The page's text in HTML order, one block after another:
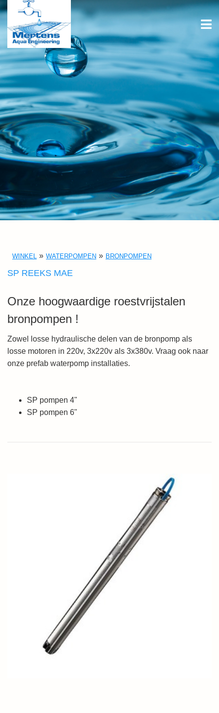
WINKEL WATERPOMPEN BRONPOMPEN
SP REEKS MAE
Onze hoogwaardige roestvrijstalen
bronpompen !
Zowel losse hydraulische delen van de bronpomp als
losse motoren in 220v, 3x220v als 3x380v. Vraag ook naar
onze prefab waterpomp installaties.
SP pompen 4"
SP pompen 6"